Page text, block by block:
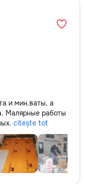
и мин.ваты, а
Малярные работы
citește tot